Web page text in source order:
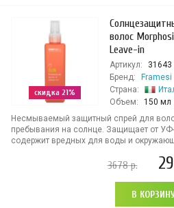
скидка 21%
волос
Leave-in
Артикул:
31643
Бренд:
Framesi
Страна:
Объем:
150 мл
Несмываемый защитный спрей для
пребывания на солнце. Защищает от
содержит вредных для воды и
3678р.
В